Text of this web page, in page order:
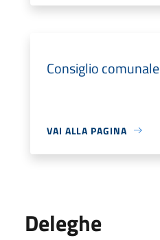
Consiglio comunale
VAI ALLA PAGINA
Deleghe